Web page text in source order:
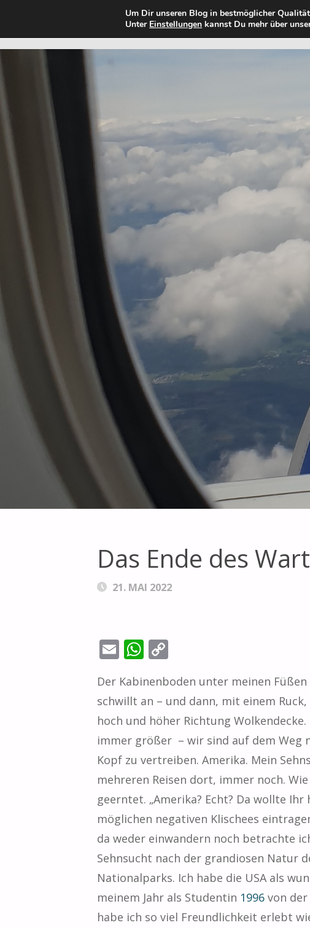
DAS GROSSE ABENTEUER
Das Ende des
21. MAI 2022
E
ai
l
W
at
s
A
p
p
p
y
Li
n
k
Der Kabinenboden unter meinen
schwillt an – und dann, mit einem
hoch und höher Richtung
immer größer – wir sind auf dem Weg
Kopf zu vertreiben. Amerika. Mein
mehreren Reisen dort, immer noch.
geerntet. „Amerika? Echt? Da wollte
möglichen negativen Klischees
da weder einwandern noch betrachte
Sehnsucht nach der grandiosen Natur
Nationalparks. Ich habe die USA als
meinem Jahr als Studentin 1996 von
habe ich so viel Freundlichkeit erlebt
Um Dir unseren Blog in bestmöglicher
Unter Einstellungen kannst Du mehr über